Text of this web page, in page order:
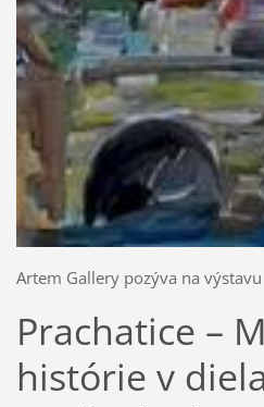
Artem Gallery pozýva na výstavu
Prachatice –
histórie v